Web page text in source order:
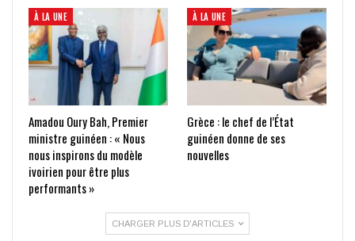
À LA UNE
Amadou Oury Bah, Premier
ministre guinéen : « Nous
nous inspirons du modèle
ivoirien pour être plus
performants »
À LA UNE
Grèce : le chef de l’État
guinéen donne de ses
nouvelles
CHARGER PLUS D'ARTICLES